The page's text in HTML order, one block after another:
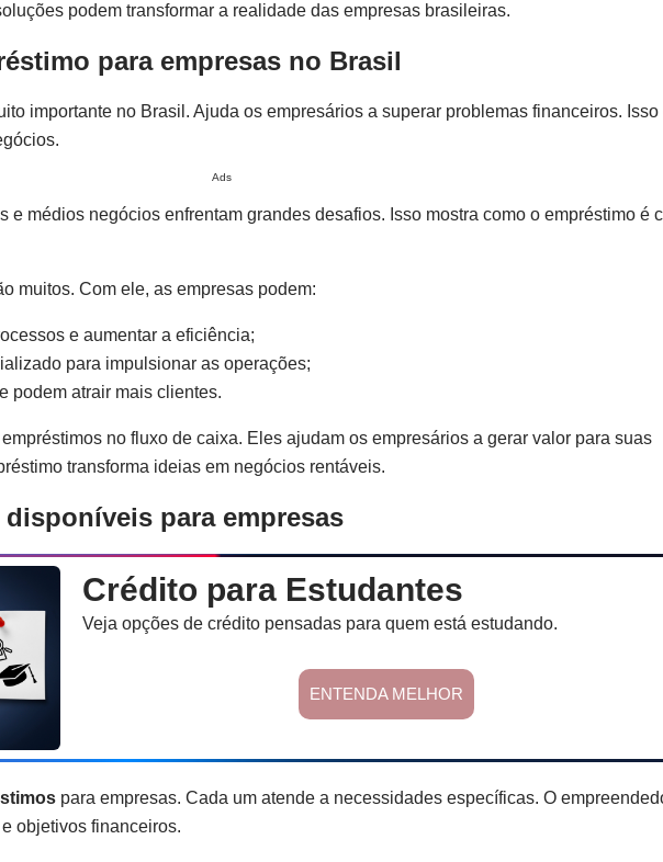
podem transformar a realidade das empresas brasileiras.
para empresas no Brasil
importante no Brasil. Ajuda os empresários a superar problemas financeiros. Isso
Ads
e médios negócios enfrentam grandes desafios. Isso mostra como o empréstimo é
muitos. Com ele, as empresas podem:
e aumentar a eficiência;
para impulsionar as operações;
podem atrair mais clientes.
no fluxo de caixa. Eles ajudam os empresários a gerar valor para suas
transforma ideias em negócios rentáveis.
para empresas
Crédito para Estudantes
Veja opções de crédito pensadas para quem está estudando.
ENTENDA MELHOR
para empresas. Cada um atende a necessidades específicas. O
objetivos financeiros.